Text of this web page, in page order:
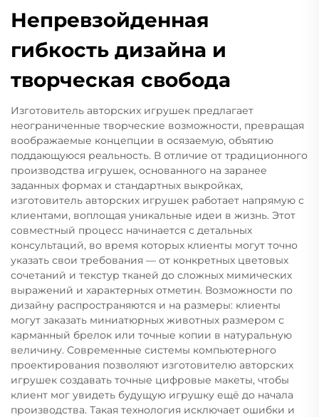
Непревзойденная
гибкость дизайна и
творческая свобода
Изготовитель авторских игрушек предлагает
неограниченные творческие возможности, превращая
воображаемые концепции в осязаемую, объятию
поддающуюся реальность. В отличие от традиционного
производства игрушек, основанного на заранее
заданных формах и стандартных выкройках,
изготовитель авторских игрушек работает напрямую с
клиентами, воплощая уникальные идеи в жизнь. Этот
совместный процесс начинается с детальных
консультаций, во время которых клиенты могут точно
указать свои требования — от конкретных цветовых
сочетаний и текстур тканей до сложных мимических
выражений и характерных отметин. Возможности по
дизайну распространяются и на размеры: клиенты
могут заказать миниатюрных животных размером с
карманный брелок или точные копии в натуральную
величину. Современные системы компьютерного
проектирования позволяют изготовителю авторских
игрушек создавать точные цифровые макеты, чтобы
клиент мог увидеть будущую игрушку ещё до начала
производства. Такая технология исключает ошибки и